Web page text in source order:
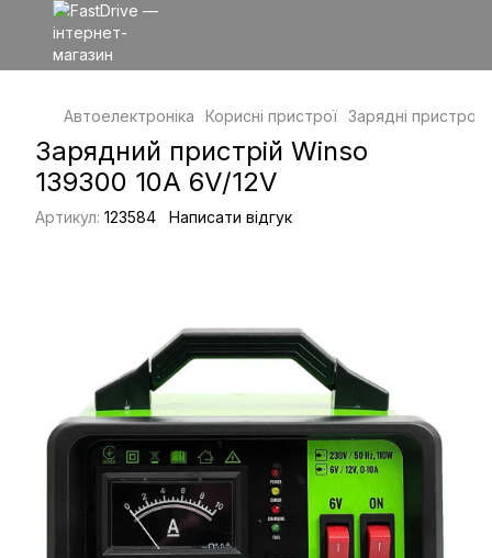
Автоелектроніка Корисні пристрої Зарядні пристрої
Зарядний пристрій Winso
139300 10А 6V/12V
Артикул: 123584 Написати відгук